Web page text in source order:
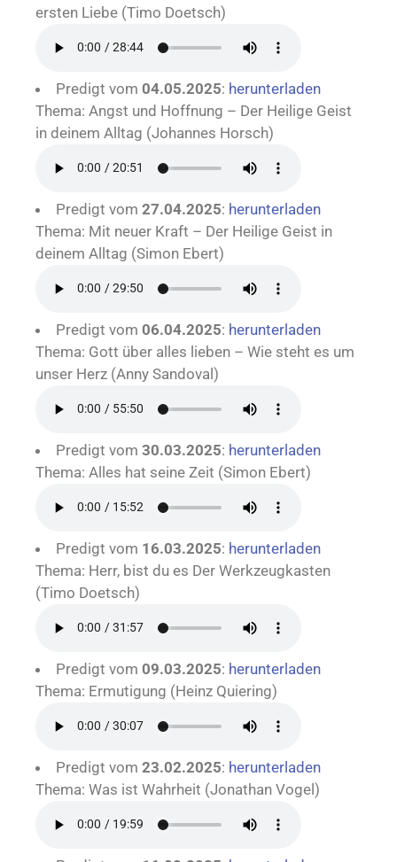
ersten Liebe (Timo Doetsch)
Predigt vom 04.05.2025: herunterladen
Thema: Angst und Hoffnung – Der Heilige Geist
in deinem Alltag (Johannes Horsch)
Predigt vom 27.04.2025: herunterladen
Thema: Mit neuer Kraft – Der Heilige Geist in
deinem Alltag (Simon Ebert)
Predigt vom 06.04.2025: herunterladen
Thema: Gott über alles lieben – Wie steht es um
unser Herz (Anny Sandoval)
Predigt vom 30.03.2025: herunterladen
Thema: Alles hat seine Zeit (Simon Ebert)
Predigt vom 16.03.2025: herunterladen
Thema: Herr, bist du es Der Werkzeugkasten
(Timo Doetsch)
Predigt vom 09.03.2025: herunterladen
Thema: Ermutigung (Heinz Quiering)
Predigt vom 23.02.2025: herunterladen
Thema: Was ist Wahrheit (Jonathan Vogel)